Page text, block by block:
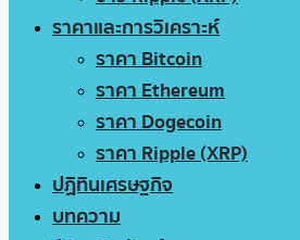
ราคาและการวิเคราะห์
ราคา Bitcoin
ราคา Ethereum
ราคา Dogecoin
ราคา Ripple (XRP)
ปฏิทินเศรษฐกิจ
บทความ